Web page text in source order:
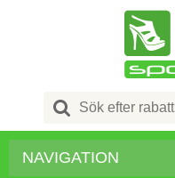
Search
for:
NAVIGATION